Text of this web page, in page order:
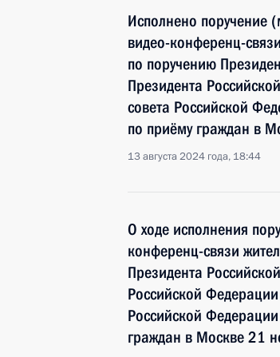
Исполнено поручение
видео-конференц-
по поручению
Президента
совета Российской
по приёму граждан в
13 августа 2024 года, 18:44
О ходе исполнения
конференц-связи
Президента
Российской Федерации
Российской
граждан в Москве 21